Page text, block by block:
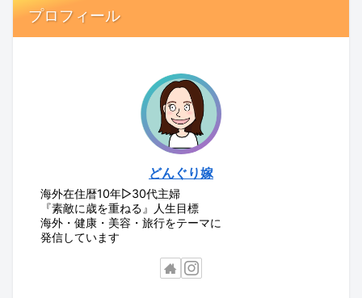
プロフィール
どんぐり嫁
海外在住暦10年▷30代主婦
『素敵に歳を重ねる』人生目標
海外・健康・美容・旅行をテーマに
発信しています